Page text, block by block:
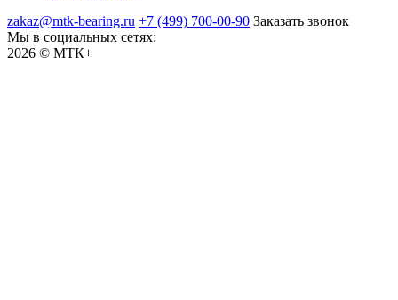
zakaz@mtk-bearing.ru +7 (499) 700-00-90 Заказать звонок
Мы в социальных сетях:
2026 © МТК+